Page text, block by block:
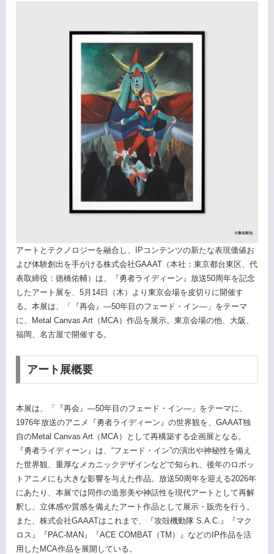
アートとテクノロジーを融合し、IPコンテンツの新たな表現価値お
よび体験創出を手がける株式会社GAAAT（本社：東京都台東区、代
表取締役：徳橋佑輔）は、『勇者ライディーン』放送50周年を記念
したアート展を、5月14日（木）より東京会場を皮切りに開催す
る。本展は、「『再会』―50年目のフェード・イン―」をテーマ
に、Metal Canvas Art（MCA）作品を展示。東京会場の他、大阪、
福岡、名古屋で開催する。
アート展概要
本展は、「『再会』―50年目のフェード・イン―」をテーマに、
1976年放送のアニメ『勇者ライディーン』の世界観を、GAAAT独
自のMetal Canvas Art（MCA）として再構築する企画展となる。
『勇者ライディーン』は、“フェード・イン”の演出や神秘性を備え
た世界観、重厚なメカニックデザインなどで知られ、後年のロボッ
トアニメにも大きな影響を与えた作品。放送50周年を迎える2026年
にあたり、本展では同作の造形美や神話性を現代アートとして再解
釈し、立体感や質感を備えたアート作品として展示・販売を行う。
また、株式会社GAAATはこれまで、『攻殻機動隊 S.A.C.』『マク
ロス』『PAC-MAN』『ACE COMBAT（TM）』などのIP作品を活
用したMCA作品を展開している。